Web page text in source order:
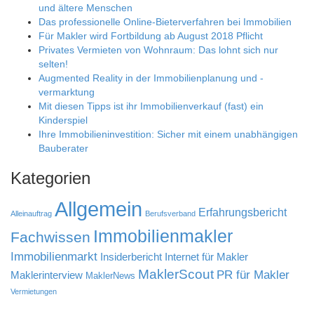
und ältere Menschen
Das professionelle Online-Bieterverfahren bei Immobilien
Für Makler wird Fortbildung ab August 2018 Pflicht
Privates Vermieten von Wohnraum: Das lohnt sich nur
selten!
Augmented Reality in der Immobilienplanung und -
vermarktung
Mit diesen Tipps ist ihr Immobilienverkauf (fast) ein
Kinderspiel
Ihre Immobilieninvestition: Sicher mit einem unabhängigen
Bauberater
Kategorien
Alleinauftrag Allgemein Berufsverband Erfahrungsbericht
Fachwissen Immobilienmakler
Immobilienmarkt Insiderbericht Internet für Makler
Maklerinterview MaklerNews MaklerScout PR für Makler
Vermietungen